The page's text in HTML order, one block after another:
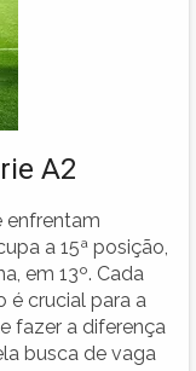
A2
enfrentam
a 15ª posição,
em 13º. Cada
crucial para a
fazer a diferença
busca de vaga